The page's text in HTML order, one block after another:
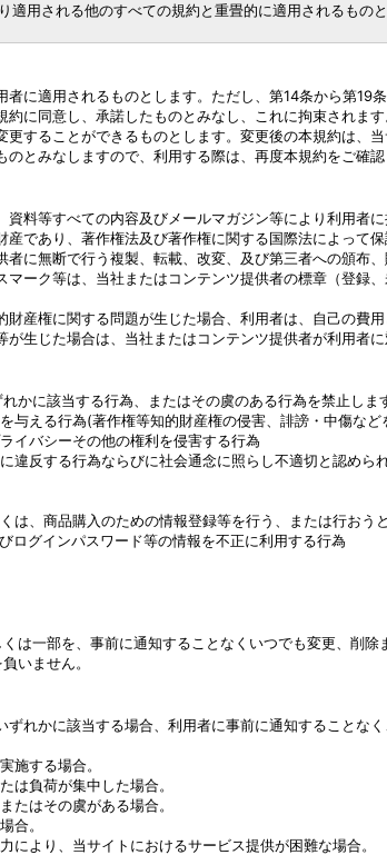
用される他のすべての規約と重畳的に適用されるものと
に適用されるものとします。ただし、第14条から第19
に同意し、承諾したものとみなし、これに拘束されます
することができるものとします。変更後の本規約は、
とみなしますので、利用する際は、再度本規約をご確認
料等すべての内容及びメールマガジン等により利用者
であり、著作権法及び著作権に関する国際法によって
に無断で行う複製、転載、改変、及び第三者への頒布
ーク等は、当社またはコンテンツ提供者の標章（登録
産権に関する問題が生じた場合、利用者は、自己の費
生じた場合は、当社またはコンテンツ提供者が利用者
かに該当する行為、またはその虞のある行為を禁止しま
与える行為(著作権等知的財産権の侵害、誹謗・中傷など
イバシーその他の権利を侵害する行為
違反する行為ならびに社会通念に照らし不適切と認めら
は、商品購入のための情報登録等を行う、または行おう
ログインパスワード等の情報を不正に利用する行為
は一部を、事前に通知することなくいつでも変更、削
いません。
れかに該当する場合、利用者に事前に通知することな
施する場合。
は負荷が集中した場合。
たはその虞がある場合。
合。
により、当サイトにおけるサービス提供が困難な場合。